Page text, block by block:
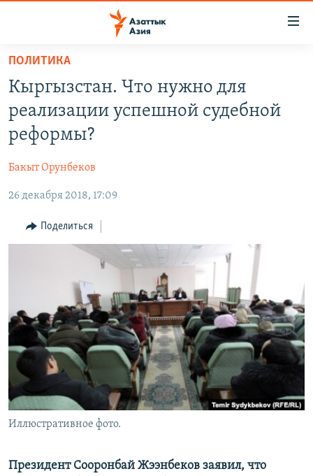
Вернуться
основному
содержанию
Вернутся
главной
навигации
Вернутся
поиску
КАЗАХСТАН
КЫРГЫЗСТАН
ТАДЖИКИСТАН
НОВОСТИ
ВОЙНА В УКРАИНЕ
ҚАЗАҚША
КЫРГЫЗЧА
ЎЗБЕКЧА
ПОДПИШИТЕСЬ НА НАС В СОЦСЕТЯХ
Все сайты РСЕ/РС
ПОЛИТИКА
Кыргызстан. Что нужно для
реализации успешной судебной
реформы?
Бакыт Орунбеков
26 декабря 2018, 17:09
Поделиться
Иллюстративное фото.
Президент Сооронбай Жээнбеков заявил, что